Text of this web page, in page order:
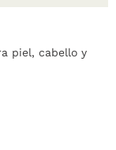
piel, cabello y